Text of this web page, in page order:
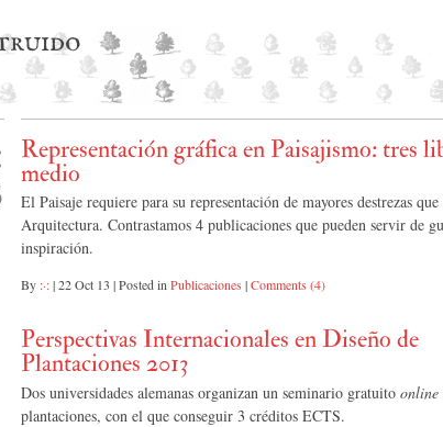
Representación gráfica en Paisajismo: tres
medio
El Paisaje requiere para su representación de mayores destrezas
Arquitectura. Contrastamos 4 publicaciones que pueden servir de
inspiración.
By :·:|22 Oct 13 |Posted inPublicaciones |Comments (4)
Perspectivas Internacionales en Diseño de
Plantaciones 2013
Dos universidades alemanas organizan un seminario gratuito online
plantaciones, con el que conseguir 3 créditos ECTS.